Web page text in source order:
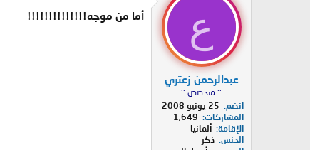
ع
عبدالرحمن زعتري
:: متخصص ::
انضم
25 يونيو 2008
المشاركات
1,649
الإقامة ألمانيا
الجنس ذكر
أما من موجه!!!!!!!!!!!!!!